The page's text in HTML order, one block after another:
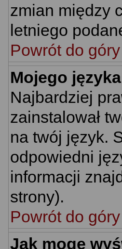
zmian między
letniego
Powrót do góry
Mojego
Najbardziej
zainstalował
na twój język.
odpowiedni
informacji
strony).
Powrót do góry
Jak mogę